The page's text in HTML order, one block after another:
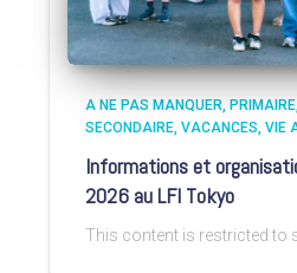
A NE PAS MANQUER PRIMAIRE
SECONDAIRE VACANCES VIE
Informations et
2026 au LFI Tokyo
This content is restricted to